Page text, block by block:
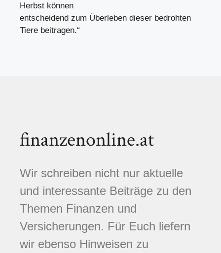
Herbst können
entscheidend zum Überleben dieser bedrohten
Tiere beitragen.“
finanzenonline.at
Wir schreiben nicht nur aktuelle
und interessante Beiträge zu den
Themen Finanzen und
Versicherungen. Für Euch liefern
wir ebenso Hinweisen zu